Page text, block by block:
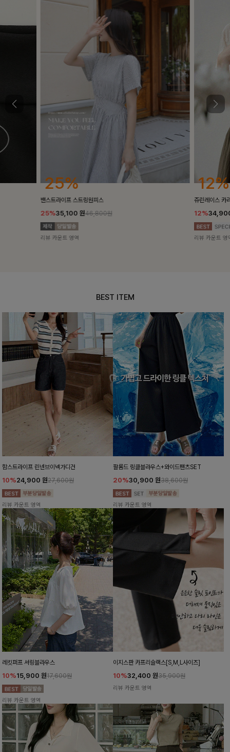
12%
쥬린레이스 카라블라우스
12%34,900원39,600원
리뷰 카운트 영역
16%
[No.1썸머큐롯
16%
리뷰 카운트 영
BEST ITEM
함스트라이프 린넨브이넥가디건
10%24,900 원27,600원
리뷰 카운트 영역
팔롬드 링클블라우스+와이드팬츠SET
20%30,900 원38,600원
리뷰 카운트 영역
레킷퍼프 셔링블라우스
10%15,900 원17,600원
리뷰 카운트 영역
이지스판 카프리슬랙스[S,M,L사이즈]
10%32,400 원35,900원
리뷰 카운트 영역